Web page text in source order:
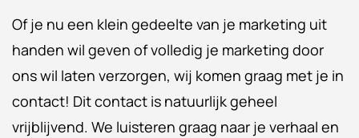
Of je nu een klein gedeelte van je marketing uit
handen wil geven of volledig je marketing door
ons wil laten verzorgen, wij komen graag met je in
contact! Dit contact is natuurlijk geheel
vrijblijvend. We luisteren graag naar je verhaal en